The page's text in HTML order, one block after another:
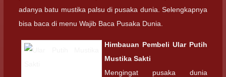
adanya batu mustika palsu di pusaka dunia. Selengkapnya
bisa baca di menu Wajib Baca Pusaka Dunia.
Himbauan Pembeli Ular Putih
Mustika Sakti
Mengingat pusaka dunia